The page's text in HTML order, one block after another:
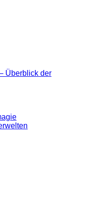
Überblick der